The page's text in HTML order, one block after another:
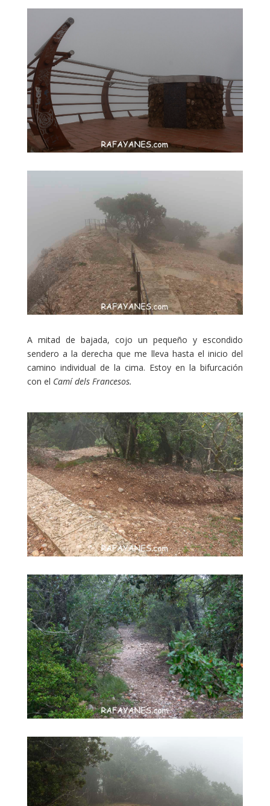
A mitad de bajada, cojo un pequeño y escondido
sendero a la derecha que me lleva hasta el inicio del
camino individual de la cima. Estoy en la bifurcación
con el Camí dels Francesos.